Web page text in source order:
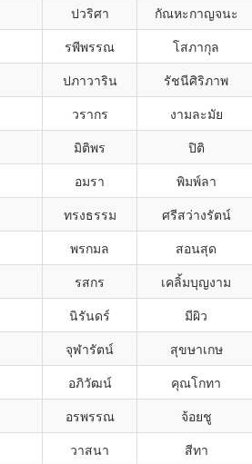
ปวริศา กัณหะกาญจนะ
รพีพรรณ โสภากุล
ปภาวาริน รัชนีศิริภาพ
วรากร งามละมัย
มิติพร ปิติ
อมรา พิมพ์ลา
ทรงธรรม ศรีสว่างรัตน์
พรกมล สอนสุด
รสกร เคลิ้มบุญงาม
นิรันดร์ มีผิว
จุฬารัตน์ สุขษาเกษ
อภิวัฒน์ คุณโกทา
อรพรรณ จ้อยชู
วาสนา สีทา